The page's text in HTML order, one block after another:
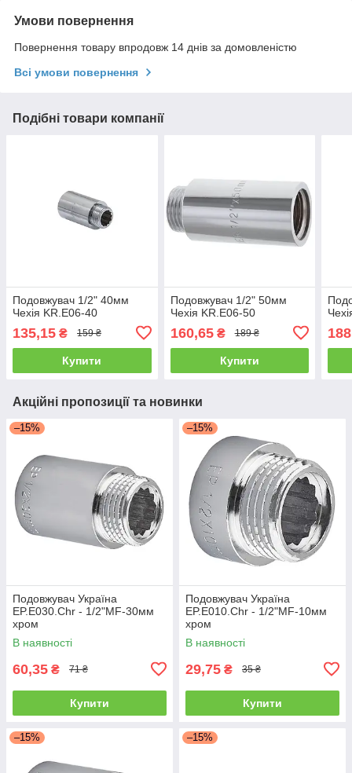
Умови повернення
Повернення товару впродовж 14 днів за домовленістю
Всі умови повернення
Подібні товари компанії
Подовжувач 1/2" 40мм
Чехія KR.E06-40
135,15 ₴ 159 ₴
Купити
Подовжувач 1/2" 50мм
Чехія KR.E06-50
160,65₴ 189 ₴
Купити
Акційні пропозиції та новинки
–15%
Подовжувач Україна
EP.E030.Chr - 1/2"MF-30мм
хром
В наявності
60,35 ₴ 71 ₴
Купити
–15%
Подовжувач Україна
EP.E010.Chr - 1/2"MF-10мм
хром
В наявності
29,75 ₴ 35 ₴
Купити
–15% –15%